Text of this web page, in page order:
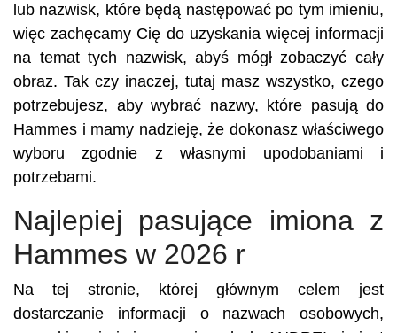
lub nazwisk, które będą następować po tym imieniu,
więc zachęcamy Cię do uzyskania więcej informacji
na temat tych nazwisk, abyś mógł zobaczyć cały
obraz. Tak czy inaczej, tutaj masz wszystko, czego
potrzebujesz, aby wybrać nazwy, które pasują do
Hammes i mamy nadzieję, że dokonasz właściwego
wyboru zgodnie z własnymi upodobaniami i
potrzebami.
Najlepiej pasujące imiona z
Hammes w 2026 r
Na tej stronie, której głównym celem jest
dostarczanie informacji o nazwach osobowych,